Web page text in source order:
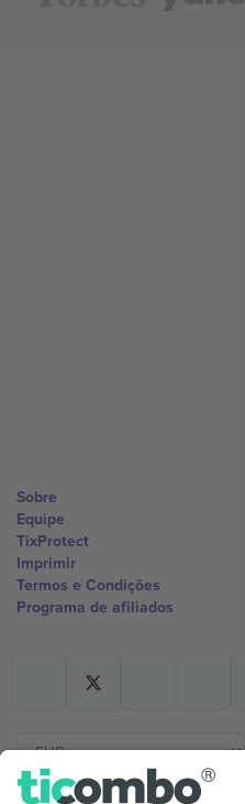
Sobre
Equipe
TixProtect
Imprimir
Termos e Condições
Programa de afiliados